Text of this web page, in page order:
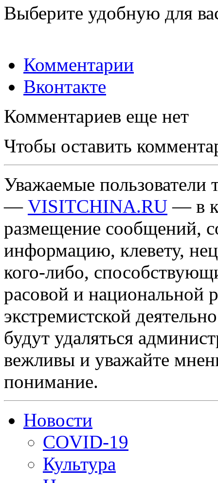
Выберите удобную для
Комментарии
Вконтакте
Комментариев еще нет
Чтобы оставить
Уважаемые пользователи
— VISITCHINA.RU — в
размещение сообщений,
информацию, клевету,
кого-либо,
расовой и национальной
экстремистской
будут удаляться
вежливы и уважайте
понимание.
Новости
COVID-19
Культура